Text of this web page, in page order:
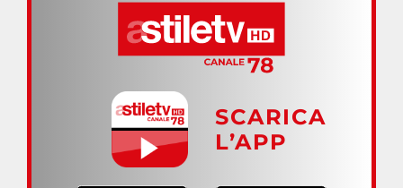
SCARICA
L’APP